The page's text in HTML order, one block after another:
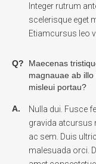
Integer rutrum
scelerisque eget
Etiamcursus leo
Q?
Maecenas
magnauae ab
misleui portau?
A.
Nulla dui. Fusce
gravida atcursus
ac sem. Duis
malesuada orci.